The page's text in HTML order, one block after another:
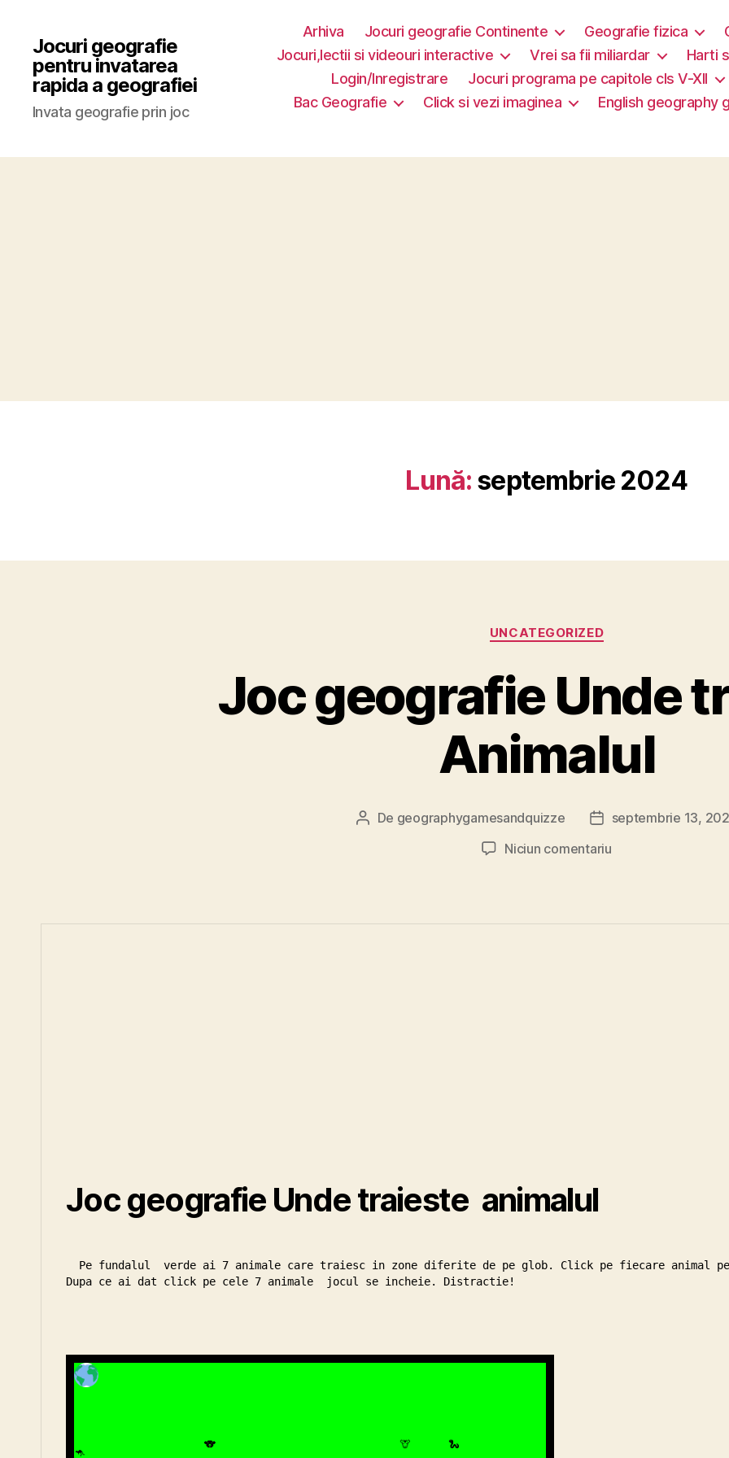
Jocuri geografie
pentru invatarea
rapida a geografiei
Invata geografie prin joc
Arhiva Jocuri geografie Continente Geografie fizica
Jocuri,lectii si videouri interactive
Vrei sa fii miliardar
Harti
Login/Inregistrare
Jocuri programa pe capitole cls V-XII
Bac Geografie
Click si vezi imaginea English geography
Lună: septembrie 2024
Categorii
UNCATEGORIZED
Joc geografie Unde
Animalul
Autor
De geographygamesandquizze
Datăseptembrie 13,
Niciun comentariula
traieste
Joc geografie Unde traieste  animalul
Dupa ce ai dat click pe cele 7 animale  jocul se incheie. Distractie!
🦘
🦒 🐍
🐨